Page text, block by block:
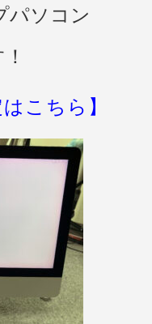
パソコン
こちら】